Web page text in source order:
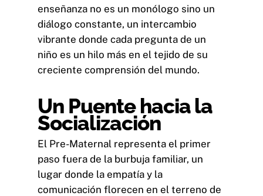
enseñanza no es un monólogo sino un
diálogo constante, un intercambio
vibrante donde cada pregunta de un
niño es un hilo más en el tejido de su
creciente comprensión del mundo.
Un Puente hacia la
Socialización
El Pre-Maternal representa el primer
paso fuera de la burbuja familiar, un
lugar donde la empatía y la
comunicación florecen en el terreno de